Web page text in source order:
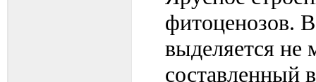
фитоценозов.
выделяется не
составленный